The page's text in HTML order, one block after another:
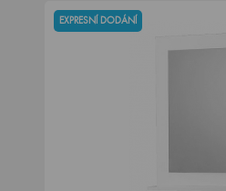
EXPRESNÍ DODÁNÍ